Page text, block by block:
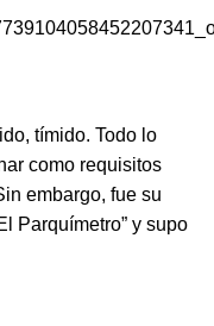
tímido. Todo lo
como requisitos
embargo, fue su
Parquímetro” y supo